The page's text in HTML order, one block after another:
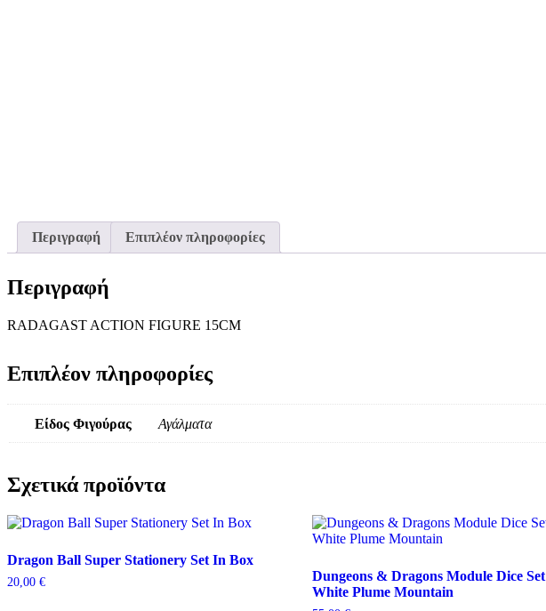
Περιγραφή Επιπλέον πληροφορίες
Περιγραφή
RADAGAST ACTION FIGURE 15CM
Επιπλέον πληροφορίες
Είδος Φιγούρας Αγάλματα
Σχετικά προϊόντα
Dragon Ball Super Stationery Set In Box
20,00 €
Dungeons & Dragons Module Dice Set
White Plume Mountain